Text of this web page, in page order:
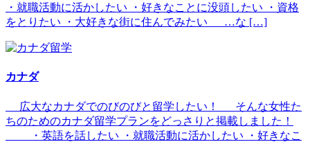
・就職活動に活かしたい ・好きなことに没頭したい ・資格
をとりたい ・大好きな街に住んでみたい …な […]
カナダ
広大なカナダでのびのびと留学したい！ そんな女性た
ちのためのカナダ留学プランをどっさりと掲載しました！
・英語を話したい ・就職活動に活かしたい ・好きなこ